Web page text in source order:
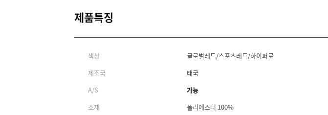
제품특징
색상
글로벌레드/스포츠레드/하이퍼로
제조국
태국
A/S
가능
소재
폴리에스터 100%